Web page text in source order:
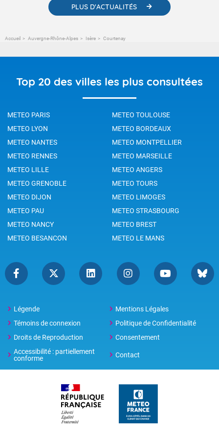
PLUS D'ACTUALITÉS
Accueil Auvergne-Rhône-Alpes Isère Courtenay
Top 20 des villes les plus consultées
METEO PARIS
METEO TOULOUSE
METEO LYON
METEO BORDEAUX
METEO NANTES
METEO MONTPELLIER
METEO RENNES
METEO MARSEILLE
METEO LILLE
METEO ANGERS
METEO GRENOBLE
METEO TOURS
METEO DIJON
METEO LIMOGES
METEO PAU
METEO STRASBOURG
METEO NANCY
METEO BREST
METEO BESANCON
METEO LE MANS
Légende
Mentions Légales
Témoins de connexion
Politique de Confidentialité
Droits de Reproduction
Consentement
Accessibilité : partiellement
conforme
Contact